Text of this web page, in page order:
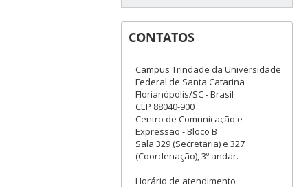
CONTATOS
Campus Trindade da Universidade
Federal de Santa Catarina
Florianópolis/SC - Brasil
CEP 88040-900
Centro de Comunicação e
Expressão - Bloco B
Sala 329 (Secretaria) e 327
(Coordenação), 3º andar.
Horário de atendimento